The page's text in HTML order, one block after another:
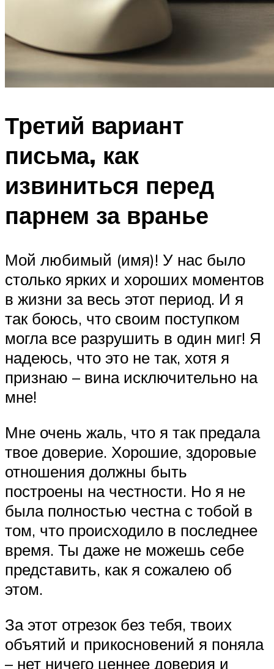
Третий вариант
письма, как
извиниться перед
парнем за вранье
Мой любимый (имя)! У нас было
столько ярких и хороших моментов
в жизни за весь этот период. И я
так боюсь, что своим поступком
могла все разрушить в один миг! Я
надеюсь, что это не так, хотя я
признаю – вина исключительно на
мне!
Мне очень жаль, что я так предала
твое доверие. Хорошие, здоровые
отношения должны быть
построены на честности. Но я не
была полностью честна с тобой в
том, что происходило в последнее
время. Ты даже не можешь себе
представить, как я сожалею об
этом.
За этот отрезок без тебя, твоих
объятий и прикосновений я поняла
– нет ничего ценнее доверия и